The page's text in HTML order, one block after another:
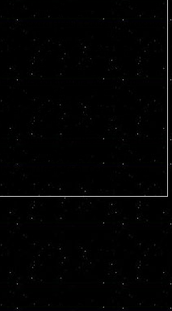
диаконов (I). Свт. Питирима, еп.
Тамбовского (1698). Собор Тамбовских
Печерского, в Дальних пещерах (XIII-
XIV). Мчч. Иулиана Далматского (II),
Евстафия воина (ок. 316) и Акакия (ок.
321). Прп. Ирины, Каппадокийской. Прп.
Павла Ксиропотамита, Афонского.
и Умиление Серафимо-Дивеевской
(1885) икон Божией Матери. Чтимые
списки со Смоленской иконы Божией
Матери: Устюжская (1290),
Выдропусская (XV), Воронинская (1524),
(XVI), Югская (1615), Игрицкая (1624),
Лавре) (1730).